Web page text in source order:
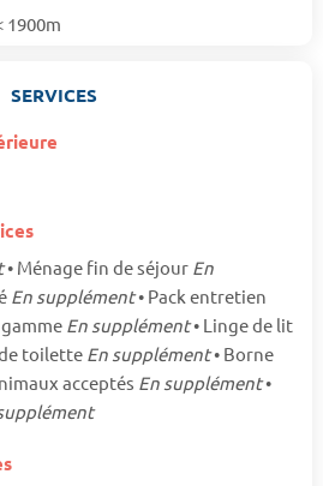
1900m
SERVICES
• Ménage fin de séjour En
En supplément• Pack entretien
En supplément• Linge de lit
toilette En supplément• Borne
acceptés En supplément•